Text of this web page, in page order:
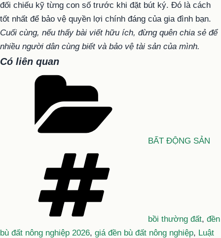
đối chiếu kỹ từng con số trước khi đặt bút ký. Đó là cách
tốt nhất để bảo vệ quyền lợi chính đáng của gia đình bạn.
Cuối cùng, nếu thấy bài viết hữu ích, đừng quên chia sẻ để
nhiều người dân cùng biết và bảo vệ tài sản của mình.
Có liên quan
BẤT ĐỘNG SẢN
bồi thường đất, đền
bù đất nông nghiệp 2026, giá đền bù đất nông nghiệp, Luật